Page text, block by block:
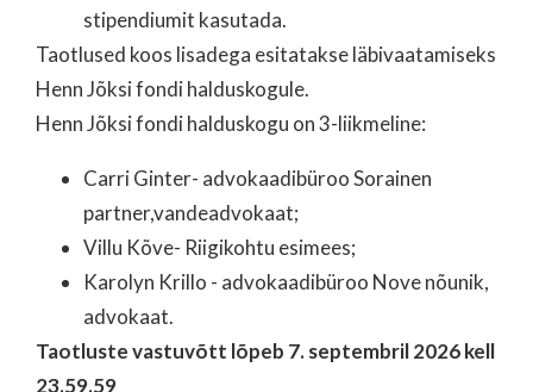
stipendiumit kasutada.
Taotlused koos lisadega esitatakse läbivaatamiseks
Henn Jõksi fondi halduskogule.
Henn Jõksi fondi halduskogu on 3-liikmeline:
Carri Ginter- advokaadibüroo Sorainen
partner,vandeadvokaat;
Villu Kõve- Riigikohtu esimees;
Karolyn Krillo - advokaadibüroo Nove nõunik,
advokaat.
Taotluste vastuvõtt lõpeb 7. septembril 2026 kell
23.59.59